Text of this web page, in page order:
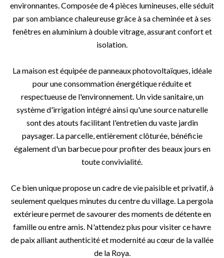
environnantes. Composée de 4 pièces lumineuses, elle séduit
par son ambiance chaleureuse grâce à sa cheminée et à ses
fenêtres en aluminium à double vitrage, assurant confort et
isolation.
La maison est équipée de panneaux photovoltaïques, idéale
pour une consommation énergétique réduite et
respectueuse de l'environnement. Un vide sanitaire, un
système d'irrigation intégré ainsi qu'une source naturelle
sont des atouts facilitant l'entretien du vaste jardin
paysager. La parcelle, entièrement clôturée, bénéficie
également d'un barbecue pour profiter des beaux jours en
toute convivialité.
Ce bien unique propose un cadre de vie paisible et privatif, à
seulement quelques minutes du centre du village. La pergola
extérieure permet de savourer des moments de détente en
famille ou entre amis. N'attendez plus pour visiter ce havre
de paix alliant authenticité et modernité au cœur de la vallée
de la Roya.